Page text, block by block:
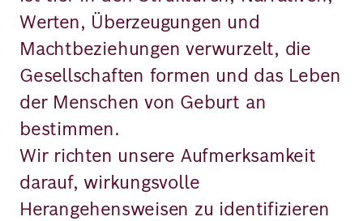
Werten, Überzeugungen und
Machtbeziehungen verwurzelt, die
Gesellschaften formen und das Leben
der Menschen von Geburt an
bestimmen.
Wir richten unsere Aufmerksamkeit
darauf, wirkungsvolle
Herangehensweisen zu identifizieren